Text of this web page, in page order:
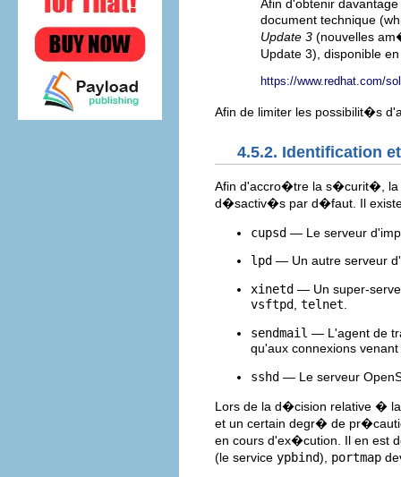
Afin d'obtenir
document technique
Update 3 (nouvelles
Update 3), disponible
https://www.redhat.com/
Afin de limiter les possibilit�s
4.5.2. Identification
Afin d'accro�tre la s�curit�, la
d�sactiv�s par d�faut. Il
cupsd — Le serveur
lpd — Un autre serveur
xinetd — Un super-
vsftpd
telnet
sendmail — L'agent de
qu'aux connexions
sshd — Le serveur
Lors de la d�cision relative �
et un certain degr� de
en cours d'ex�cution. Il en est
(le service ypbind), portmap